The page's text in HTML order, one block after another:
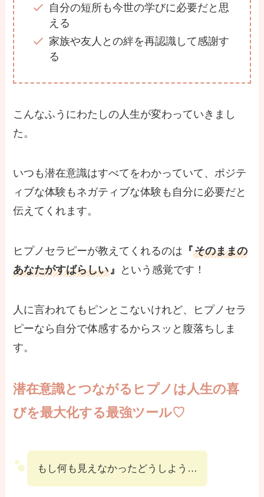
自分の短所も今世の学びに必要だと思
える
家族や友人との絆を再認識して感謝す
る
こんなふうにわたしの人生が変わっていきまし
た。
いつも潜在意識はすべてをわかっていて、ポジテ
ィブな体験もネガティブな体験も自分に必要だと
伝えてくれます。
ヒプノセラピーが教えてくれるのは 『そのままの
あなたがすばらしい 』 という感覚です！
人に言われてもピンとこないけれど、ヒプノセラ
ピーなら自分で体感するからスッと腹落ちしま
す。
潜在意識とつながるヒプノは人生の喜
びを最大化する最強ツール♡
もし何も見えなかったどうしよう…